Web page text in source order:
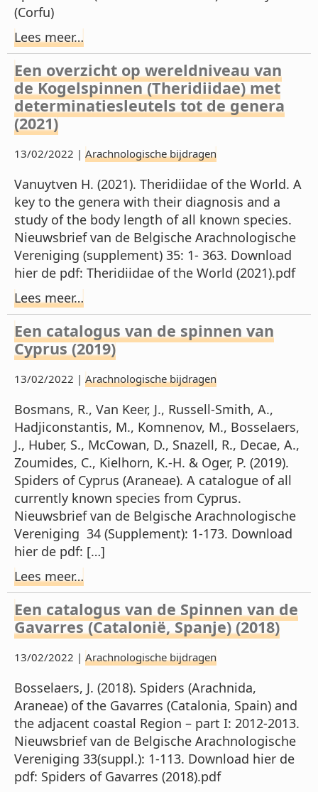
(Corfu)
Lees meer…
Een overzicht op wereldniveau van
de Kogelspinnen (Theridiidae) met
determinatiesleutels tot de genera
(2021)
13/02/2022 | Arachnologische bijdragen
Vanuytven H. (2021). Theridiidae of the World. A
key to the genera with their diagnosis and a
study of the body length of all known species.
Nieuwsbrief van de Belgische Arachnologische
Vereniging (supplement) 35: 1- 363. Download
hier de pdf: Theridiidae of the World (2021).pdf
Lees meer…
Een catalogus van de spinnen van
Cyprus (2019)
13/02/2022 | Arachnologische bijdragen
Bosmans, R., Van Keer, J., Russell-Smith, A.,
Hadjiconstantis, M., Komnenov, M., Bosselaers,
J., Huber, S., McCowan, D., Snazell, R., Decae, A.,
Zoumides, C., Kielhorn, K.-H. & Oger, P. (2019).
Spiders of Cyprus (Araneae). A catalogue of all
currently known species from Cyprus.
Nieuwsbrief van de Belgische Arachnologische
Vereniging 34 (Supplement): 1-173. Download
hier de pdf: […]
Lees meer…
Een catalogus van de Spinnen van de
Gavarres (Catalonië, Spanje) (2018)
13/02/2022 | Arachnologische bijdragen
Bosselaers, J. (2018). Spiders (Arachnida,
Araneae) of the Gavarres (Catalonia, Spain) and
the adjacent coastal Region – part I: 2012-2013.
Nieuwsbrief van de Belgische Arachnologische
Vereniging 33(suppl.): 1-113. Download hier de
pdf: Spiders of Gavarres (2018).pdf